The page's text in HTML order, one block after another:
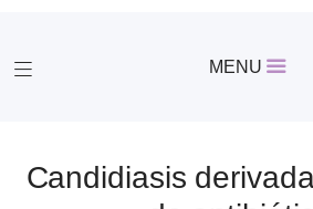
MENU
Candidiasis